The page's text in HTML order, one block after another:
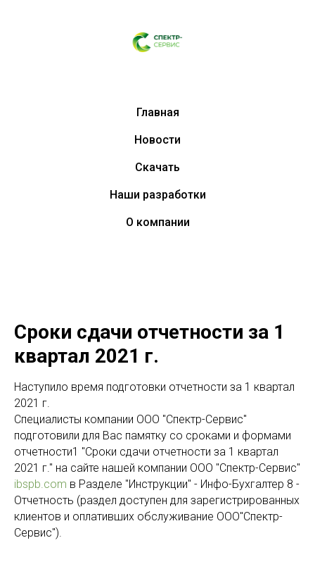
Главная
Новости
Скачать
Наши разработки
О компании
Сроки сдачи отчетности за 1
квартал 2021 г.
Наступило время подготовки отчетности за 1 квартал
2021 г.
Специалисты компании ООО "Спектр-Сервис"
подготовили для Вас памятку со сроками и формами
отчетности1 "Сроки сдачи отчетности за 1 квартал
2021 г." на сайте нашей компании ООО "Спектр-Сервис"
ibspb.com в Разделе "Инструкции" - Инфо-Бухгалтер 8 -
Отчетность (раздел доступен для зарегистрированных
клиентов и оплативших обслуживание ООО"Спектр-
Сервис").